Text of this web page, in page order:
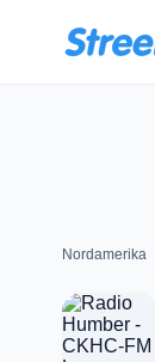
Nordamerika